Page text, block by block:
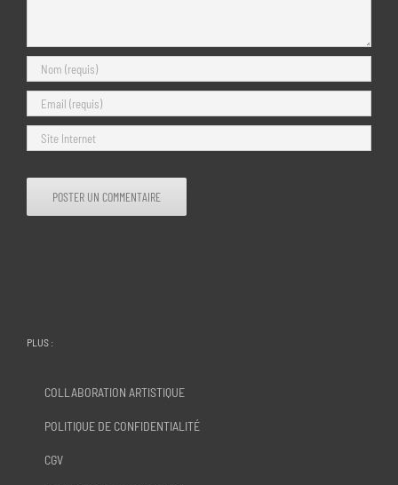
PLUS :
COLLABORATION ARTISTIQUE
POLITIQUE DE CONFIDENTIALITÉ
CGV